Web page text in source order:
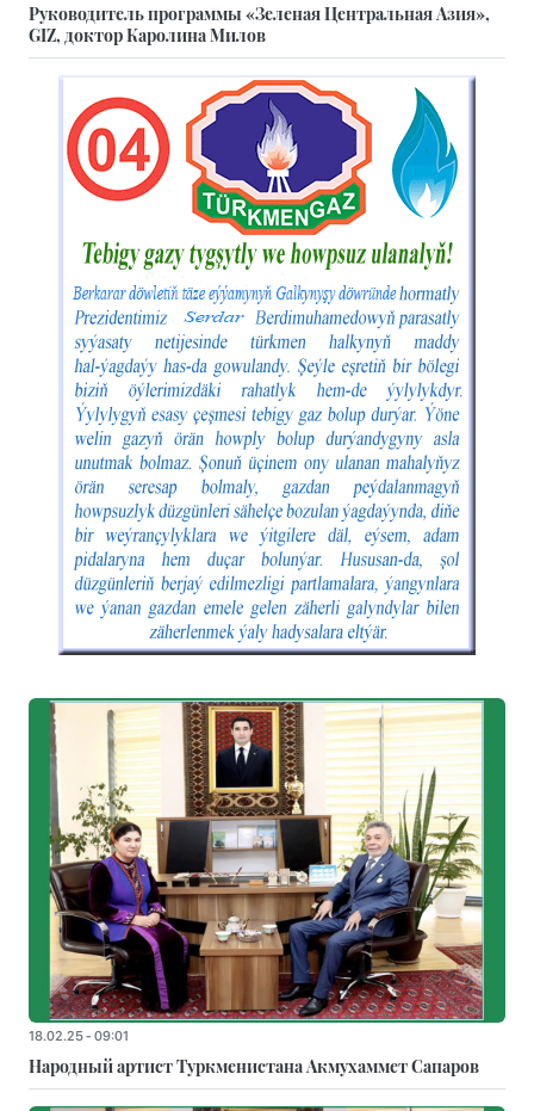
Руководитель программы «Зеленая Центральная Азия»,
GIZ, доктор Каролина Милов
18.02.25 - 09:01
Народный артист Туркменистана Акмухаммет Сапаров